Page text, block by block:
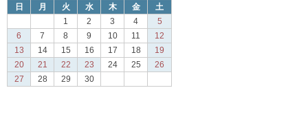
日
月 火 水 木 金
土
1
2 3 4
5
6
7 8 9 10 11
12
13
14 15 16 17 18
19
20
21 22 23 24 25
26
27
28 29 30